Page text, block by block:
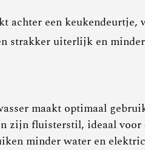
achter een
strakker uiterlijk en
maakt optimaal
zijn fluisterstil, ideaal voor
minder water en